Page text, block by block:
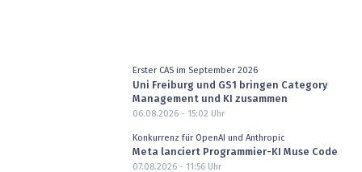
Erster CAS im September 2026
Uni Freiburg und GS1 bringen Category
Management und KI zusammen
06.08.2026 - 15:02 Uhr
Konkurrenz für OpenAI und Anthropic
Meta lanciert Programmier-KI Muse Code
07.08.2026 - 11:56Uhr